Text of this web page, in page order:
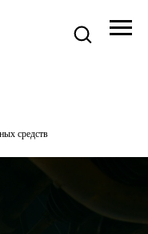
средств